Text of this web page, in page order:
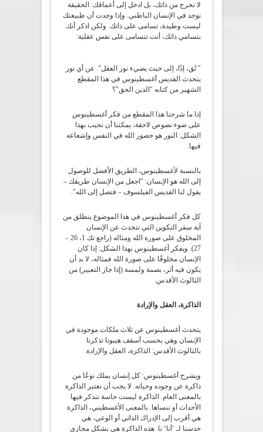
لا تخرج من ذاتك، بل ادخل إلى أعماقك: الحقيقة
توجد في الإنسان الباطني. وإذا وجدت أن طبيعتك
ليست وطيدة، تسامى على ذاتك. ولكن اذكر أنك
بتسامي ذاتك، أنت تتسامى على نفس عقلية:
" تُق، إذًا، إلى حيث يضيء نور العقل". عن أي نور
يتحدث القديس أغسطينوس في هذا المقطع
الشهير من كتابه "الدين الحق"؟
إذا ما شرحنا هذا المقطع من فكر أغسطينوس
على ضوء نصوص لاحقة، يمكننا أن نجيب بهذا
الشكل: النور هو حضور الله في النفس وإشعاعه
فيها.
بالنسبة لأغسطينوس، الطريق الأفضل للوصول
إلى الله هو الإنسان: "اجعل من الإنسان طريقك –
يقول لنا القديس الفيلسوف – فتصل إلى الله".
كل فكر أغسطينوس في هذا الموضوع ينطلق من
آية سفر التكوين التي تتحدث عن الإنسان
المخلوق على صورة الله ومثاله (راجع تك 1، 26 –
27). ويفكر أغسطينوس بهذا الشكل: إذا كان
الإنسان مخلوقًا على صورة الله فمثاله، لا بد أن
يكون فيه أثر، بصمة ولمسة (إذا جاز التعبير) من
الثالوث الأقدس.
الذاكرة، العقل والإرادة
يتحدث أغسطينوس عن ثلاث ملكات موجودة في
الإنسان وهي بحسب أسقف هيبونا تذكرنا
بالثالوث الأقدس: الذاكرة، العقل والإرادة.
ويشرح أغسطينوس: كل إنسان يملك نوعًا من
ذاكرة عن وجوده وحياته. لا يجب أن نعتبر الذاكرة
بالمعنى العام. الذاكرة ليست حاسة نتذكر فيها
الأحداث أو ننساها. بالمعنى الأغسطيني، الذاكرة
هي أقرب إلى الإدراك الذاتي أو الوعي، هي
حدسنا لـ ’أنا‘ نا. هذه الذاكرة هي بشكل مجازي